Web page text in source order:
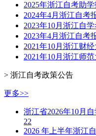
2025年浙江自考助学
2024年4月浙江自考
2023年10月浙江自
2023年4月浙江自考
2021年10月浙江财
2021年10月浙江师
> 浙江自考政策公告
更多>>
浙江省2026年10月
22
2026 年上半年浙江